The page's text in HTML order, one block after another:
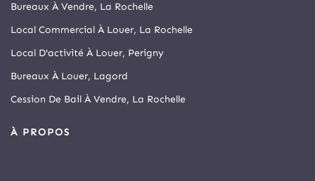
Bureaux À Vendre, La Rochelle
Local Commercial À Louer, La Rochelle
Local D'activité À Louer, Perigny
Bureaux À Louer, Lagord
Cession De Bail À Vendre, La Rochelle
À PROPOS